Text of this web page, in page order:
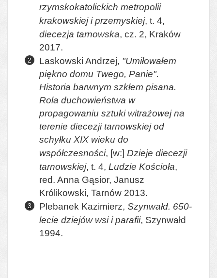
rzymskokatolickich metropolii
krakowskiej i przemyskiej, t. 4,
diecezja tarnowska, cz. 2, Kraków
2017.
Laskowski Andrzej, "Umiłowałem
piękno domu Twego, Panie".
Historia barwnym szkłem pisana.
Rola duchowieństwa w
propagowaniu sztuki witrażowej na
terenie diecezji tarnowskiej od
schyłku XIX wieku do
współczesności, [w:] Dzieje diecezji
tarnowskiej, t. 4, Ludzie Kościoła,
red. Anna Gąsior, Janusz
Królikowski, Tarnów 2013.
Plebanek Kazimierz, Szynwałd. 650-
lecie dziejów wsi i parafii, Szynwałd
1994.